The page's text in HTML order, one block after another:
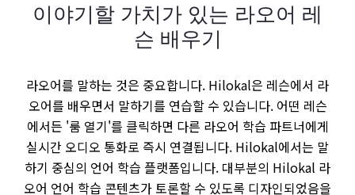
이야기할 가치가 있는 라오어 레
슨 배우기
라오어를 말하는 것은 중요합니다. Hilokal은 레슨에서 라
오어를 배우면서 말하기를 연습할 수 있습니다. 어떤 레슨
에서든 '룸 열기'를 클릭하면 다른 라오어 학습 파트너에게
실시간 오디오 통화로 즉시 연결됩니다. Hilokal에서는 말
하기 중심의 언어 학습 플랫폼입니다. 대부분의 Hilokal 라
오어 언어 학습 콘텐츠가 토론할 수 있도록 디자인되었음을